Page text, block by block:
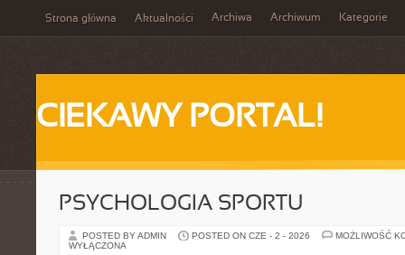
Strona główna Aktualności Archiwa Archiwum Kategorie
CIEKAWY PORTAL!
PSYCHOLOGIA SPORTU
POSTED BY ADMIN POSTED ON CZE - 2 - 2026
MOŻLIWOŚĆ
WYŁĄCZONA